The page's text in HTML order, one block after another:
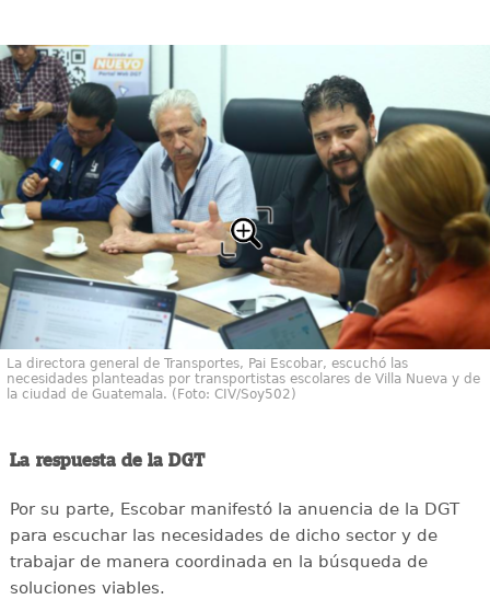
La directora general de Transportes, Pai Escobar, escuchó las
necesidades planteadas por transportistas escolares de Villa Nueva y de
la ciudad de Guatemala. (Foto: CIV/Soy502)
La respuesta de la DGT
Por su parte, Escobar manifestó la anuencia de la DGT
para escuchar las necesidades de dicho sector y de
trabajar de manera coordinada en la búsqueda de
soluciones viables.